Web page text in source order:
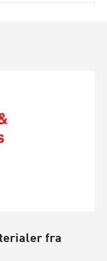
fra